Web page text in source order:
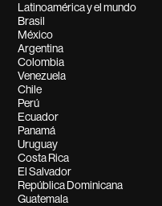
Latinoamérica y el mundo
Brasil
México
Argentina
Colombia
Venezuela
Chile
Perú
Ecuador
Panamá
Uruguay
Costa Rica
El Salvador
República Dominicana
Guatemala